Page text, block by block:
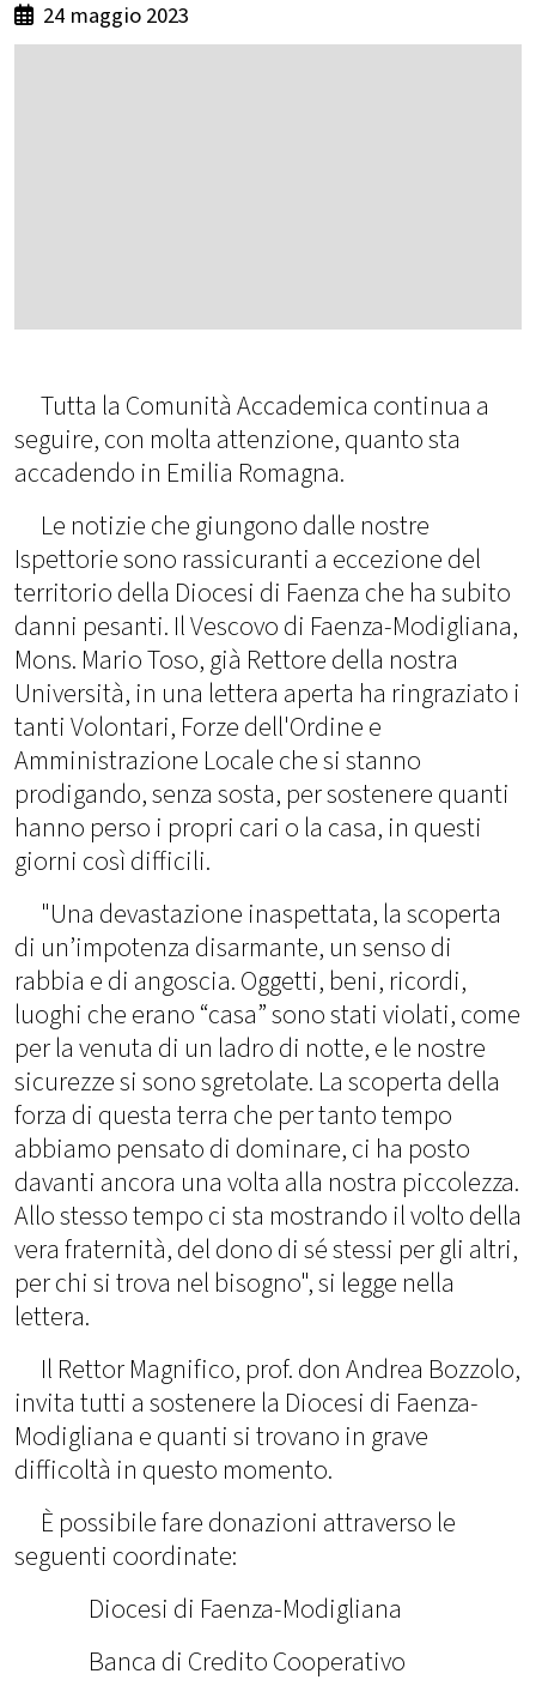
24 maggio 2023
Tutta la Comunità Accademica continua a
seguire, con molta attenzione, quanto sta
accadendo in Emilia Romagna.
Le notizie che giungono dalle nostre
Ispettorie sono rassicuranti a eccezione del
territorio della Diocesi di Faenza che ha subito
danni pesanti. Il Vescovo di Faenza-Modigliana,
Mons. Mario Toso, già Rettore della nostra
Università, in una lettera aperta ha ringraziato i
tanti Volontari, Forze dell'Ordine e
Amministrazione Locale che si stanno
prodigando, senza sosta, per sostenere quanti
hanno perso i propri cari o la casa, in questi
giorni così difficili.
"Una devastazione inaspettata, la scoperta
di un’impotenza disarmante, un senso di
rabbia e di angoscia. Oggetti, beni, ricordi,
luoghi che erano “casa” sono stati violati, come
per la venuta di un ladro di notte, e le nostre
sicurezze si sono sgretolate. La scoperta della
forza di questa terra che per tanto tempo
abbiamo pensato di dominare, ci ha posto
davanti ancora una volta alla nostra piccolezza.
Allo stesso tempo ci sta mostrando il volto della
vera fraternità, del dono di sé stessi per gli altri,
per chi si trova nel bisogno", si legge nella
lettera.
Il Rettor Magnifico, prof. don Andrea Bozzolo,
invita tutti a sostenere la Diocesi di Faenza-
Modigliana e quanti si trovano in grave
difficoltà in questo momento.
È possibile fare donazioni attraverso le
seguenti coordinate:
Diocesi di Faenza-Modigliana
Banca di Credito Cooperativo